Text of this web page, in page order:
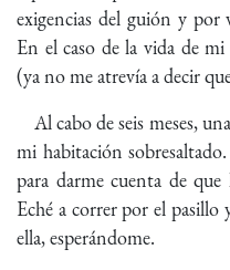
exigencias del guión y por
En el caso de la vida de
(ya no me atrevía a decir
Al cabo de seis meses,
mi habitación
para darme cuenta de que
Eché a correr por el pasillo
ella, esperándome.